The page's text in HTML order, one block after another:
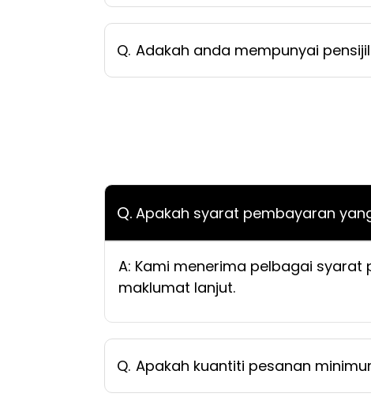
Q. Adakah anda mempunyai
Q. Apakah syarat pembayaran
A: Kami menerima pelbagai syarat
maklumat lanjut.
Q. Apakah kuantiti pesanan